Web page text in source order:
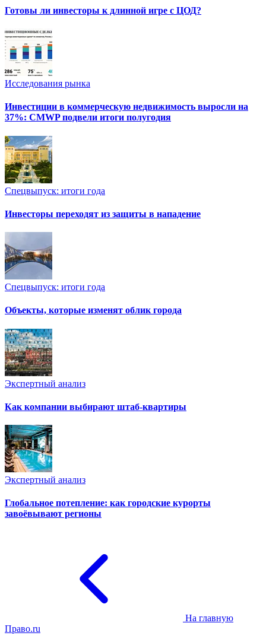
Готовы ли инвесторы к длинной игре с ЦОД?
Исследования рынка
Инвестиции в коммерческую недвижимость выросли на
37%: CMWP подвели итоги полугодия
Спецвыпуск: итоги года
Инвесторы переходят из защиты в нападение
Спецвыпуск: итоги года
Объекты, которые изменят облик города
Экспертный анализ
Как компании выбирают штаб-квартиры
Экспертный анализ
Глобальное потепление: как городские курорты
завоёвывают регионы
На главную
Право.ru